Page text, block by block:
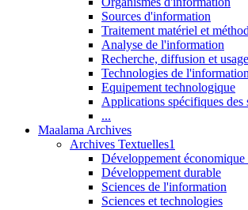
Sources d'information
Traitement matériel et
Analyse de l'information
Recherche, diffusion et
Technologies de
Equipement technologique
Applications spécifiques
...
Maalama Archives
Archives Textuelles1
Développement économique
Développement durable
Sciences de l'information
Sciences et technologies